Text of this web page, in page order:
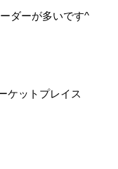
ダーが多いです^
ケットプレイス